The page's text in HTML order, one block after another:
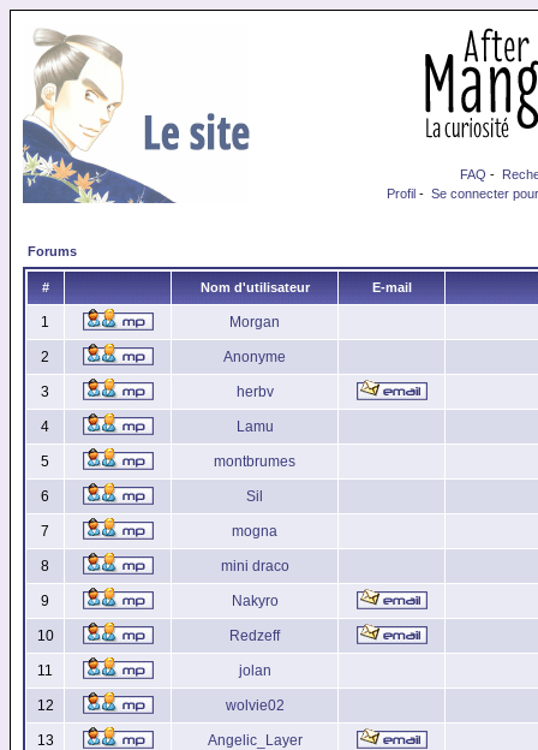
FAQ -
Profil - Se connecter
Forums
# Nom d'utilisateur E-mail
1 Morgan
2 Anonyme
3 herbv
4 Lamu
5 montbrumes
6 Sil
7 mogna
8 mini draco
9 Nakyro
10 Redzeff
11 jolan
12 wolvie02
13 Angelic_Layer